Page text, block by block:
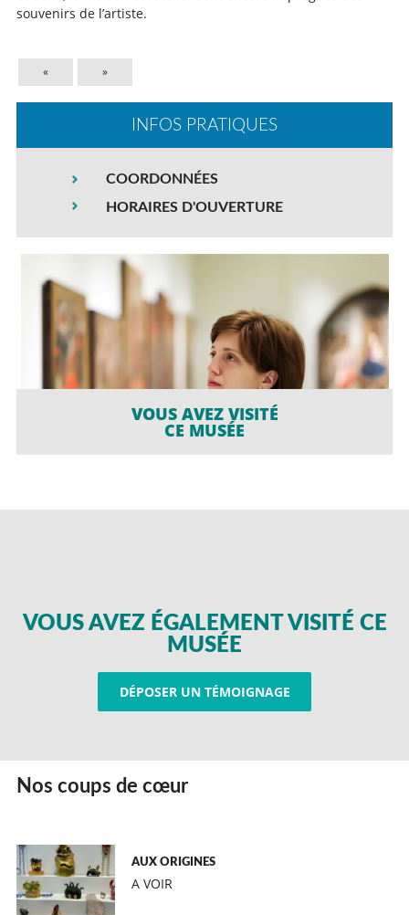
souvenirs de l’artiste.
« »
INFOS PRATIQUES
COORDONNÉES
HORAIRES D'OUVERTURE
VOUS AVEZ VISITÉ
CE MUSÉE
VOUS AVEZ ÉGALEMENT VISITÉ CE
MUSÉE
DÉPOSER UN TÉMOIGNAGE
Nos coups de cœur
AUX ORIGINES
A VOIR